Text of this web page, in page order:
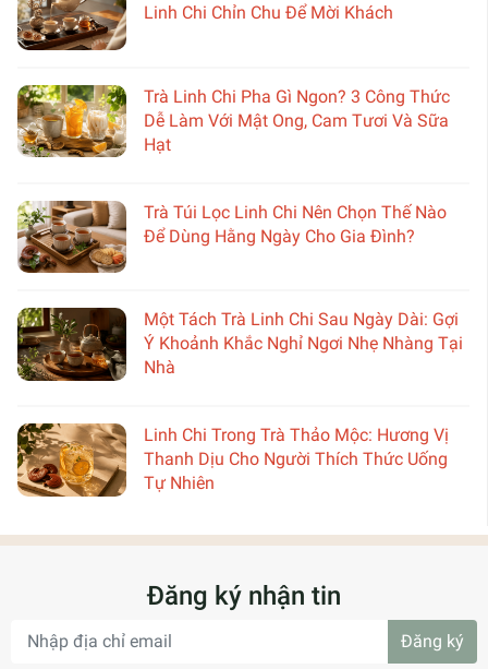
Linh Chi Chỉn Chu Để Mời Khách
Trà Linh Chi Pha Gì Ngon? 3 Công Thức
Dễ Làm Với Mật Ong, Cam Tươi Và Sữa
Hạt
Trà Túi Lọc Linh Chi Nên Chọn Thế Nào
Để Dùng Hằng Ngày Cho Gia Đình?
Một Tách Trà Linh Chi Sau Ngày Dài: Gợi
Ý Khoảnh Khắc Nghỉ Ngơi Nhẹ Nhàng Tại
Nhà
Linh Chi Trong Trà Thảo Mộc: Hương Vị
Thanh Dịu Cho Người Thích Thức Uống
Tự Nhiên
Đăng ký nhận tin
Đăng ký